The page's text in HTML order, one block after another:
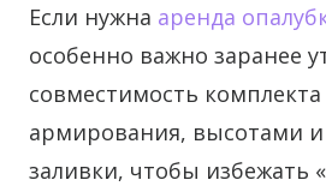
Если нужна аренда
особенно важно заранее
совместимость
армирования, высотами
заливки, чтобы избежать